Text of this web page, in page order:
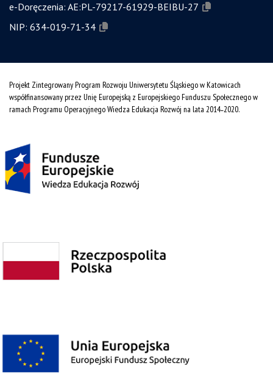
e-Doręczenia: AE:PL-79217-61929-BEIBU-27
NIP: 634-019-71-34
Projekt Zintegrowany Program Rozwoju Uniwersytetu Śląskiego w Katowicach
współfinansowany przez Unię Europejską z Europejskiego Funduszu Społecznego w
ramach Programu Operacyjnego Wiedza Edukacja Rozwój na lata 2014˗2020.